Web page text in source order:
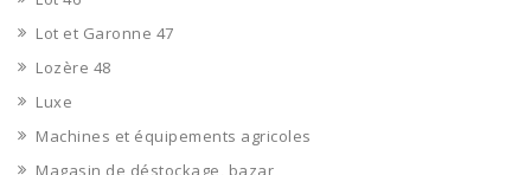
Lot et Garonne 47
Lozère 48
Luxe
Machines et équipements agricoles
Magasin de déstockage, bazar